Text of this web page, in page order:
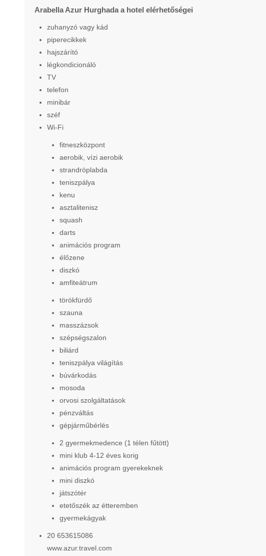
Arabella Azur Hurghada a hotel elérhetőségei
zuhanyzó vagy kád
piperecikkek
hajszárító
légkondicionáló
TV
telefon
minibár
széf
Wi-Fi
fitneszközpont
aerobik, vízi aerobik
strandröplabda
teniszpálya
kenu
asztalitenisz
squash
darts
animációs program
élőzene
diszkó
amfiteátrum
törökfürdő
szauna
masszázsok
szépségszalon
biliárd
teniszpálya világítás
búvárkodás
mosoda
orvosi szolgáltatások
pénzváltás
gépjárműbérlés
2 gyermekmedence (1 télen fűtött)
mini klub 4-12 éves korig
animációs program gyerekeknek
mini diszkó
játszótér
etetőszék az étteremben
gyermekágyak
20 653615086
www.azur.travel.com